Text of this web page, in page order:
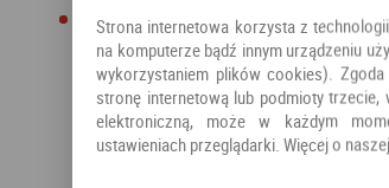
Strona internetowa korzysta z
na komputerze bądź innym urządzeniu
wykorzystaniem plików cookies).
stronę internetową lub podmioty trzecie,
elektroniczną, może w każdym
ustawieniach przeglądarki. Więcej o